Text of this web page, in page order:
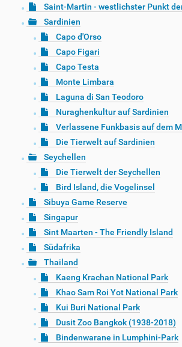
Saint-Martin - westlichster Punkt
Sardinien
Capo d'Orso
Capo Figari
Capo Testa
Monte Limbara
Laguna di San Teodoro
Nuraghenkultur auf Sardinien
Verlassene Funkbasis auf dem
Die Tierwelt auf Sardinien
Seychellen
Die Tierwelt der Seychellen
Bird Island, die Vogelinsel
Sibuya Game Reserve
Singapur
Sint Maarten - The Friendly Island
Südafrika
Thailand
Kaeng Krachan National Park
Khao Sam Roi Yot National Park
Kui Buri National Park
Dusit Zoo Bangkok (1938-2018)
Bindenwarane in Lumphini-Park